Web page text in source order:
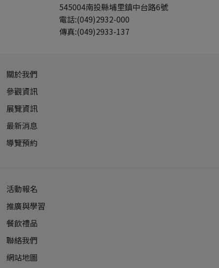
545004南投縣埔里鎮中台路6號
電話:(049)2932-000
傳真:(049)2933-137
關於我們
參觀資訊
展覽資訊
最新消息
導覽預約
活動報名
推廣與學習
餐飲禮品
聯絡我們
網站地圖